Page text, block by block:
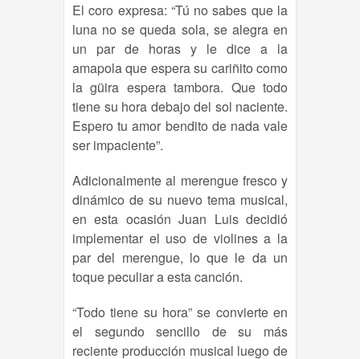
El coro expresa: “Tú no sabes que la
luna no se queda sola, se alegra en
un par de horas y le dice a la
amapola que espera su cariñito como
la güira espera tambora. Que todo
tiene su hora debajo del sol naciente.
Espero tu amor bendito de nada vale
ser impaciente”.
Adicionalmente al merengue fresco y
dinámico de su nuevo tema musical,
en esta ocasión Juan Luis decidió
implementar el uso de violines a la
par del merengue, lo que le da un
toque peculiar a esta canción.
“Todo tiene su hora” se convierte en
el segundo sencillo de su más
reciente producción musical luego de